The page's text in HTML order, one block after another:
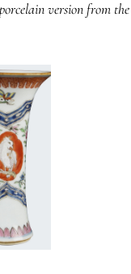
version from